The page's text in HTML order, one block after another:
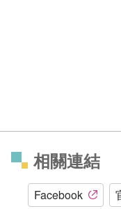
相關連結
Facebook